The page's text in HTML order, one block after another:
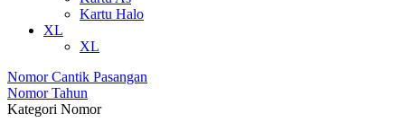
Kartu Halo
XL
XL
Nomor Cantik Pasangan
Nomor Tahun
Kategori Nomor